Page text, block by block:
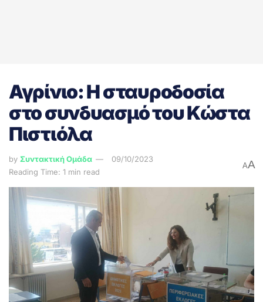
Αγρίνιο: Η σταυροδοσία
στο συνδυασμό του Κώστα
Πιστιόλα
by Συντακτική Ομάδα
09/10/2023
Reading Time: 1 min read
AA